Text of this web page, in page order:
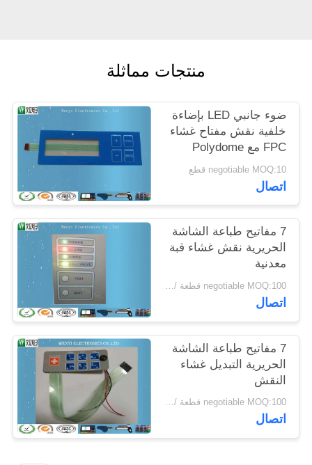
POLICY
منتجات مماثلة
ضوء جانبي LED بإضاءة
خلفية نقش مفتاح غشاء
FPC مع Polydome
negotiable MOQ:10 قطع
اتصال
7 مفاتيح طباعة الشاشة
الحريرية نقش غشاء قبة
معدنية
negotiable MOQ:100 قطعة / الوحدة
اتصال
7 مفاتيح طباعة الشاشة
الحريرية التبديل غشاء
النقش
negotiable MOQ:100 قطعة / الوحدة
اتصال